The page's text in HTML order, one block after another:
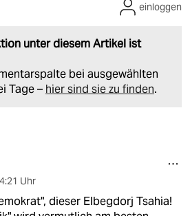
unter diesem Artikel ist
bei ausgewählten
Tage – hier sind sie zu finden.
einloggen
Uhr
dieser Elbegdorj Tsahia!